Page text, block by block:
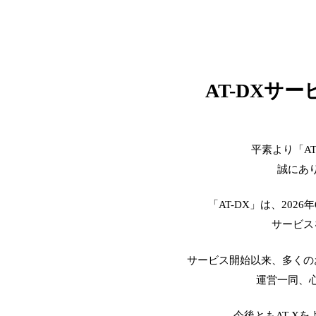
AT-DXサー
平素より「
誠にあ
「AT-DX」は、2026
サービ
サービス開始以来、多く
運営一同、